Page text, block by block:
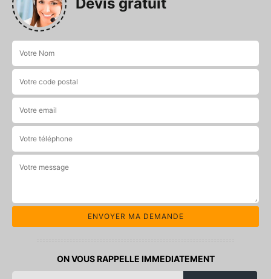
ON VOUS RAPPELLE IMMEDIATEMENT